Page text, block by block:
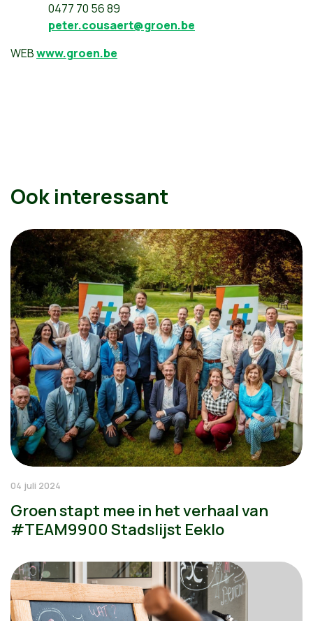
0477 70 56 89
peter.cousaert@groen.be
WEBwww.groen.be
Ook interessant
04 juli 2024
Groen stapt mee in het verhaal van
#TEAM9900 Stadslijst Eeklo